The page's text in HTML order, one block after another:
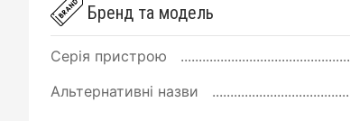
Бренд та модель
Серія пристрою
Альтернативні назви